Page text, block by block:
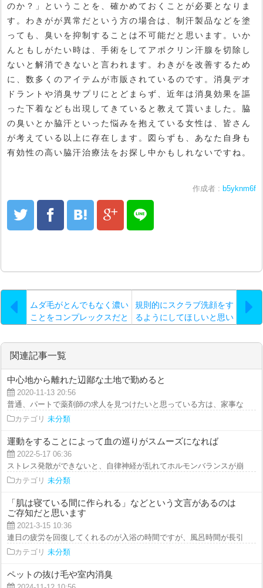
のか？」ということを、確かめておくことが必要となりま
す。わきがが異常だという方の場合は、制汗製品などを塗
っても、臭いを抑制することは不可能だと思います。いか
んともしがたい時は、手術をしてアポクリン汗腺を切除し
ないと解消できないと言われます。わきがを改善するため
に、数多くのアイテムが市販されているのです。消臭デオ
ドラントや消臭サプリにとどまらず、近年は消臭効果を謳
った下着なども出現してきていると教えて貰いました。脇
の臭いとか脇汗といった悩みを抱えている女性は、皆さん
が考えている以上に存在します。図らずも、あなた自身も
有効性の高い脇汗治療法をお探し中かもしれないですね。
作成者 : b5yknm6f
ムダ毛がとんでもなく濃い
ことをコンプレックスだと
規則的にスクラブ洗顔をす
るようにしてほしいと思い
関連記事一覧
中心地から離れた辺鄙な土地で勤めると
2020-11-13 20:56
普通、パートで薬剤師の求人を見つけたいと思っている方は、家事などの
カテゴリ 未分類
運動をすることによって血の巡りがスムーズになれば
2022-5-17 06:36
ストレス発散ができないと、自律神経が乱れてホルモンバランスが崩れ、
カテゴリ 未分類
「肌は寝ている間に作られる」などという文言があるのは
ご存知だと思います
2021-3-15 10:36
連日の疲労を回復してくれるのが入浴の時間ですが、風呂時間が長引くと
カテゴリ 未分類
ペットの抜け毛や室内消臭